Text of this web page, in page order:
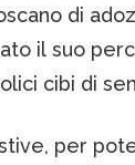
di
il suo
cibi di
per